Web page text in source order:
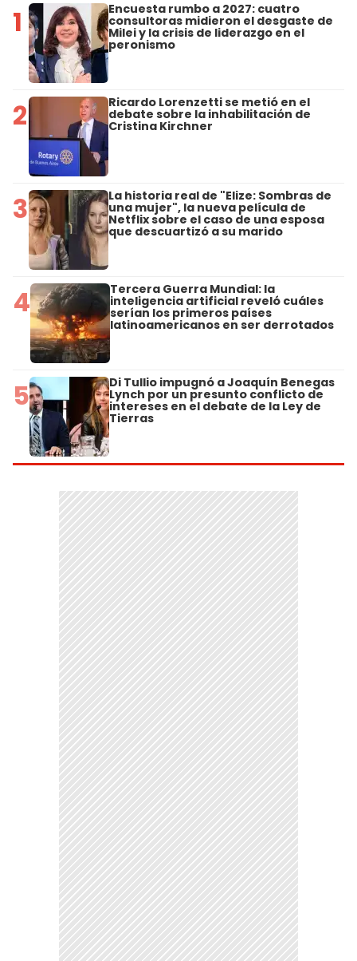
1 Encuesta rumbo a 2027: cuatro
consultoras midieron el desgaste de
Milei y la crisis de liderazgo en el
peronismo
2 Ricardo Lorenzetti se metió en el
debate sobre la inhabilitación de
Cristina Kirchner
3 La historia real de "Elize: Sombras de
una mujer", la nueva película de
Netflix sobre el caso de una esposa
que descuartizó a su marido
4 Tercera Guerra Mundial: la
inteligencia artificial reveló cuáles
serían los primeros países
latinoamericanos en ser derrotados
5 Di Tullio impugnó a Joaquín Benegas
Lynch por un presunto conflicto de
intereses en el debate de la Ley de
Tierras